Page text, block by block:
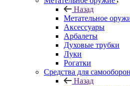
Назад
Метательное
Аксессуары
Арбалеты
Духовые трубки
Луки
Рогатки
Средства для
Назад